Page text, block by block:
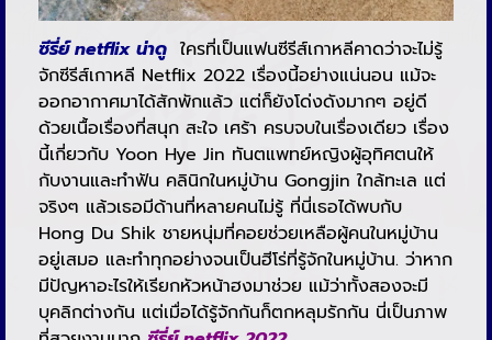
ซีรี่ย์ netflix น่าดู ใครที่เป็นแฟนซีรีส์เกาหลีคาดว่าจะไม่รู้
จักซีรีส์เกาหลี Netflix 2022 เรื่องนี้อย่างแน่นอน แม้จะ
ออกอากาศมาได้สักพักแล้ว แต่ก็ยังโด่งดังมากๆ อยู่ดี
ด้วยเนื้อเรื่องที่สนุก สะใจ เศร้า ครบจบในเรื่องเดียว เรื่อง
นี้เกี่ยวกับ Yoon Hye Jin ทันตแพทย์หญิงผู้อุทิศตนให้
กับงานและทำฟัน คลินิกในหมู่บ้าน Gongjin ใกล้ทะเล แต่
จริงๆ แล้วเธอมีด้านที่หลายคนไม่รู้ ที่นี่เธอได้พบกับ
Hong Du Shik ชายหนุ่มที่คอยช่วยเหลือผู้คนในหมู่บ้าน
อยู่เสมอ และทำทุกอย่างจนเป็นฮีโร่ที่รู้จักในหมู่บ้าน. ว่าหาก
มีปัญหาอะไรให้เรียกหัวหน้าฮงมาช่วย แม้ว่าทั้งสองจะมี
บุคลิกต่างกัน แต่เมื่อได้รู้จักกันก็ตกหลุมรักกัน นี่เป็นภาพ